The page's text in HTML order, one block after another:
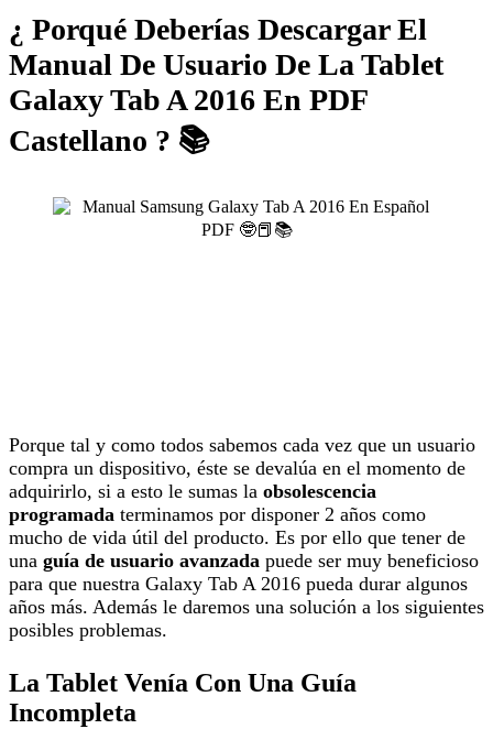
¿ Porqué Deberías Descargar El
Manual De Usuario De La Tablet
Galaxy Tab A 2016 En PDF
Castellano ? 📚
Porque tal y como todos sabemos cada vez que un usuario
compra un dispositivo, éste se devalúa en el momento de
adquirirlo, si a esto le sumas la obsolescencia
programada terminamos por disponer 2 años como
mucho de vida útil del producto. Es por ello que tener de
una guía de usuario avanzada puede ser muy beneficioso
para que nuestra Galaxy Tab A 2016 pueda durar algunos
años más. Además le daremos una solución a los siguientes
posibles problemas.
La Tablet Venía Con Una Guía
Incompleta